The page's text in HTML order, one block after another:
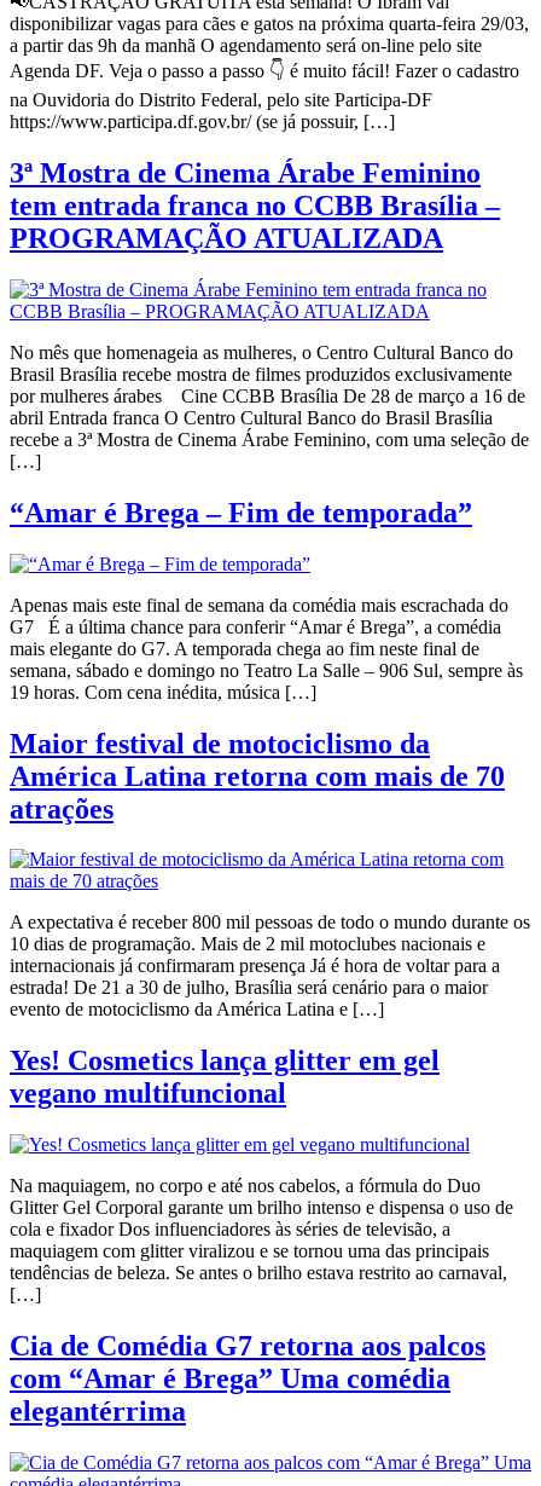
disponibilizar vagas para cães e gatos na próxima quarta-feira 29/03,
a partir das 9h da manhã O agendamento será on-line pelo site
Agenda DF. Veja o passo a passo 👇 é muito fácil! Fazer o cadastro
na Ouvidoria do Distrito Federal, pelo site Participa-DF
https://www.participa.df.gov.br/ (se já possuir, […]
3ª Mostra de Cinema Árabe Feminino
tem entrada franca no CCBB Brasília –
PROGRAMAÇÃO ATUALIZADA
No mês que homenageia as mulheres, o Centro Cultural Banco do
Brasil Brasília recebe mostra de filmes produzidos exclusivamente
por mulheres árabes Cine CCBB Brasília De 28 de março a 16 de
abril Entrada franca O Centro Cultural Banco do Brasil Brasília
recebe a 3ª Mostra de Cinema Árabe Feminino, com uma seleção de
[…]
“Amar é Brega – Fim de temporada”
Apenas mais este final de semana da comédia mais escrachada do
G7 É a última chance para conferir “Amar é Brega”, a comédia
mais elegante do G7. A temporada chega ao fim neste final de
semana, sábado e domingo no Teatro La Salle – 906 Sul, sempre às
19 horas. Com cena inédita, música […]
Maior festival de motociclismo da
América Latina retorna com mais de 70
atrações
A expectativa é receber 800 mil pessoas de todo o mundo durante os
10 dias de programação. Mais de 2 mil motoclubes nacionais e
internacionais já confirmaram presença Já é hora de voltar para a
estrada! De 21 a 30 de julho, Brasília será cenário para o maior
evento de motociclismo da América Latina e […]
Yes! Cosmetics lança glitter em gel
vegano multifuncional
Na maquiagem, no corpo e até nos cabelos, a fórmula do Duo
Glitter Gel Corporal garante um brilho intenso e dispensa o uso de
cola e fixador Dos influenciadores às séries de televisão, a
maquiagem com glitter viralizou e se tornou uma das principais
tendências de beleza. Se antes o brilho estava restrito ao carnaval,
[…]
Cia de Comédia G7 retorna aos palcos
com “Amar é Brega” Uma comédia
elegantérrima